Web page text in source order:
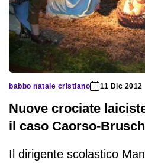
babbo natale cristiano 11 Dic 2012
Nuove crociate
il caso Caorso-
Il dirigente scolastico